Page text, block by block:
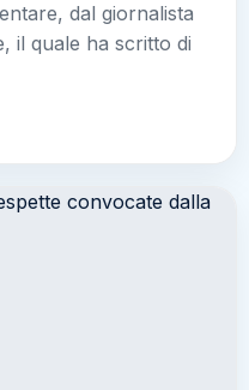
dal giornalista
il quale ha scritto di